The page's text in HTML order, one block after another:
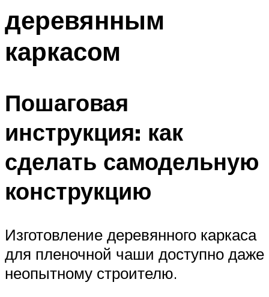
деревянным
каркасом
Пошаговая
инструкция: как
сделать самодельную
конструкцию
Изготовление деревянного каркаса
для пленочной чаши доступно даже
неопытному строителю.